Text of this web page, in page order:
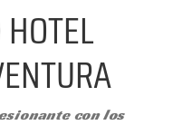
con los